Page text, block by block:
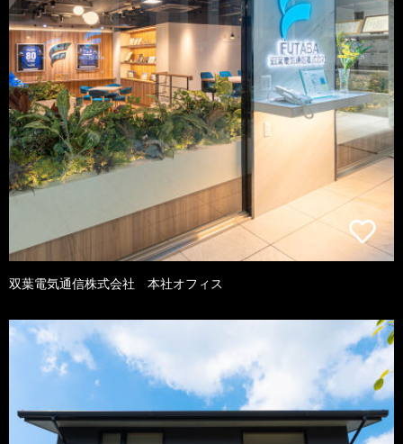
双葉電気通信株式会社 本社オフィス